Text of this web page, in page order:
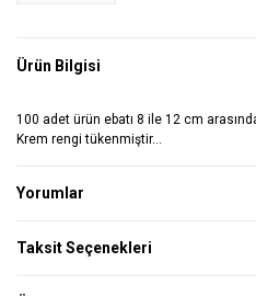
Ürün Bilgisi
100 adet ürün ebatı 8 ile 12 cm
Krem rengi tükenmiştir...
Yorumlar
Taksit Seçenekleri